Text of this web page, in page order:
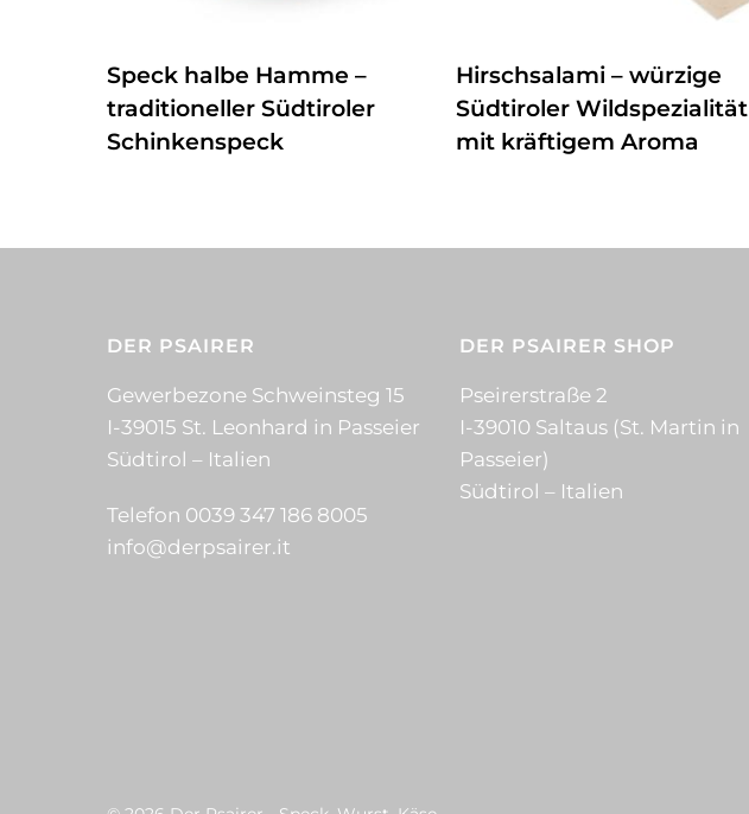
Speck halbe Hamme –
traditioneller Südtiroler
Schinkenspeck
Hirschsalami – würzige
Südtiroler Wildspezialität
mit kräftigem Aroma
DER PSAIRER
Gewerbezone Schweinsteg 15
I-39015 St. Leonhard in Passeier
Südtirol – Italien
Telefon 0039 347 186 8005
info@derpsairer.it
DER PSAIRER SHOP
Pseirerstraße 2
I-39010 Saltaus (St. Martin in
Passeier)
Südtirol – Italien